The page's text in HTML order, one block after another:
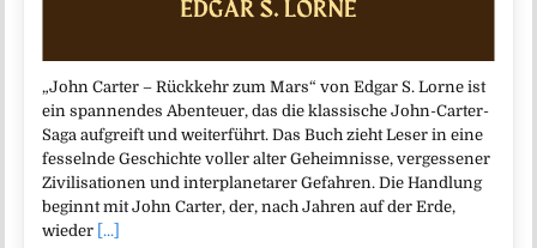
„John Carter – Rückkehr zum Mars“ von Edgar S. Lorne ist
ein spannendes Abenteuer, das die klassische John-Carter-
Saga aufgreift und weiterführt. Das Buch zieht Leser in eine
fesselnde Geschichte voller alter Geheimnisse, vergessener
Zivilisationen und interplanetarer Gefahren. Die Handlung
beginnt mit John Carter, der, nach Jahren auf der Erde,
wieder [...]